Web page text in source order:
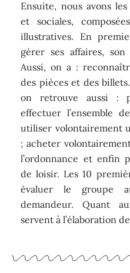
Ensuite, nous avons
et sociales,
illustratives. En
gérer ses affaires,
Aussi, on a :
des pièces et des
on retrouve aussi :
effectuer l’ensemble
utiliser volontairement
; acheter
l’ordonnance et enfin
de loisir. Les 10
évaluer le groupe
demandeur. Quant
servent à l’élaboration